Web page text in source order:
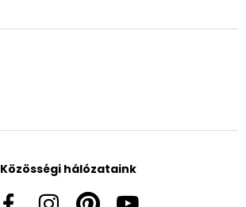
Közösségi hálózataink